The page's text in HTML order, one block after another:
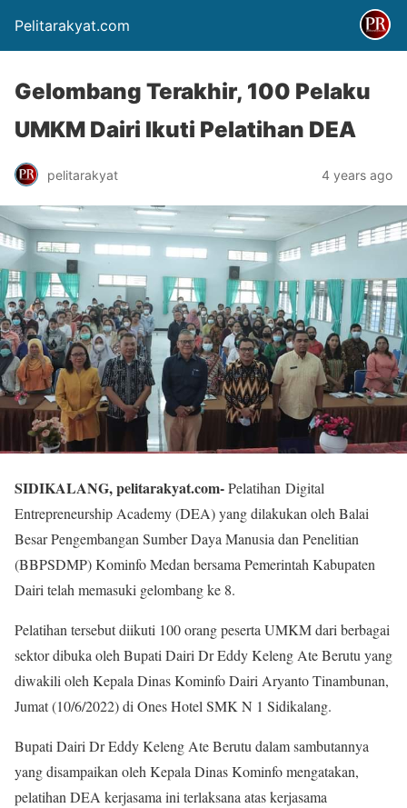
Pelitarakyat.com
Gelombang Terakhir, 100 Pelaku
UMKM Dairi Ikuti Pelatihan DEA
pelitarakyat 4 years ago
SIDIKALANG, pelitarakyat.com-Pelatihan Digital
Entrepreneurship Academy (DEA) yang dilakukan oleh Balai
Besar Pengembangan Sumber Daya Manusia dan Penelitian
(BBPSDMP) Kominfo Medan bersama Pemerintah Kabupaten
Dairi telah memasuki gelombang ke 8.
Pelatihan tersebut diikuti 100 orang peserta UMKM dari berbagai
sektor dibuka oleh Bupati Dairi Dr Eddy Keleng Ate Berutu yang
diwakili oleh Kepala Dinas Kominfo Dairi Aryanto Tinambunan,
Jumat (10/6/2022) di Ones Hotel SMK N 1 Sidikalang.
Bupati Dairi Dr Eddy Keleng Ate Berutu dalam sambutannya
yang disampaikan oleh Kepala Dinas Kominfo mengatakan,
pelatihan DEA kerjasama ini terlaksana atas kerjasama